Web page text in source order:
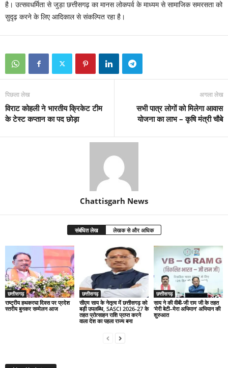
है। उत्सवधर्मिता से जुड़ा छत्तीसगढ़ का मानस लोकपर्व के माध्यम से सामाजिक समरसता को
सुदृढ़ करने के लिए आदिकाल से संकल्पित रहा है।
पिछला लेख
विराट कोहली ने भारतीय क्रिकेट टीम
के टेस्ट कप्तान का पद छोड़ा
अगला लेख
सभी पात्र लोगों को मिलेगा आवास
योजना का लाभ – कृषि मंत्री चौबे
Chattisgarh News
संबंधित लेख लेखक से और अधिक
छत्तीसगढ़
राष्ट्रीय हथकरघा दिवस पर प्रदेश
स्तरीय बुनकर सम्मेलन आज
छत्तीसगढ़
सीएम साय के नेतृत्व में छत्तीसगढ़ को
बड़ी उपलब्धि, SASCI 2026-27 के
तहत प्रोत्साहन राशि प्राप्त करने
वाला देश का पहला राज्य बना
छत्तीसगढ़
साय ने की वीबी-जी राम जी के तहत
‘मेरी बेटी–मेरा अभिमान’ अभियान की
शुरुआत